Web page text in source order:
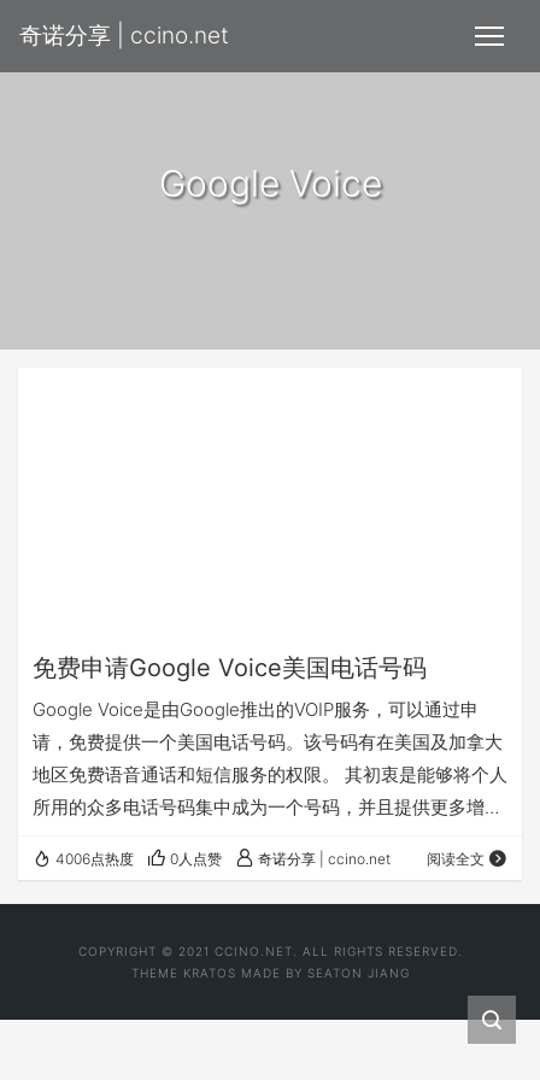
奇诺分享 | ccino.net
Google Voice
免费申请Google Voice美国电话号码
Google Voice是由Google推出的VOIP服务，可以通过申
请，免费提供一个美国电话号码。该号码有在美国及加拿大
地区免费语音通话和短信服务的权限。 其初衷是能够将个人
所用的众多电话号码集中成为一个号码，并且提供更多增值
格还算低廉。更多资费请参考：通话费率。 我大概看一下：
1.拨打美国和加拿大免费（在非美国加拿大地区拨打，1美
是唯一在美国的例外情况）。 3.拨打国内手机和座机是1美
4006点热度 0人点赞 奇诺分享 | ccino.net 阅读全文
COPYRIGHT © 2021 CCINO.NET. ALL RIGHTS RESERVED.
THEME KRATOS MADE BY SEATON JIANG